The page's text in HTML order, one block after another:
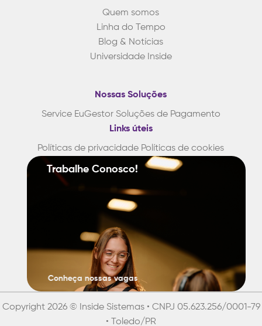
Quem somos
Linha do Tempo
Blog & Notícias
Universidade Inside
Nossas Soluções
Service EuGestor Soluções de Pagamento
Links úteis
Políticas de privacidade Políticas de cookies
Trabalhe Conosco!
Conheça nossas vagas
Copyright 2026 © Inside Sistemas • CNPJ 05.623.256/0001-79
• Toledo/PR